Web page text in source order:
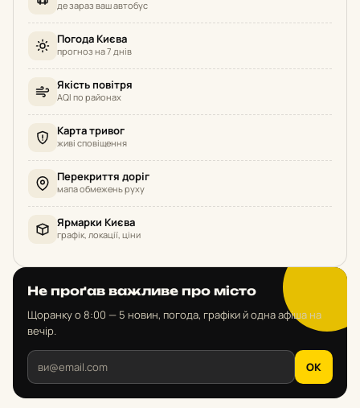
де зараз ваш автобус
Погода Києва
прогноз на 7 днів
Якість повітря
AQI по районах
Карта тривог
живі сповіщення
Перекриття доріг
мапа обмежень руху
Ярмарки Києва
графік, локації, ціни
Не проґав важливе про місто
Щоранку о 8:00 — 5 новин, погода, графіки й одна афіша на
вечір.
OK